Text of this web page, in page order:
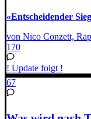
«Entscheidender
von Nico Conzett,
170
! Update folgt !
67